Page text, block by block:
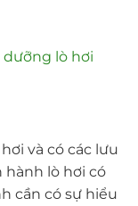
dưỡng lò hơi
và có các lưu
hành lò hơi có
cần có sự hiểu